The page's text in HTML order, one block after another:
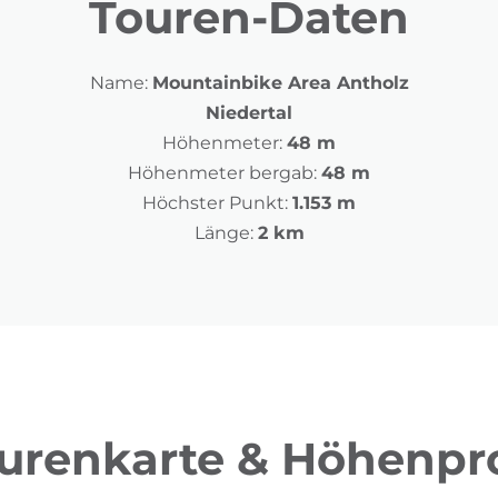
Touren-Daten
Name: Mountainbike Area Antholz
Niedertal
Höhenmeter: 48 m
Höhenmeter bergab: 48 m
Höchster Punkt: 1.153 m
Länge: 2 km
&